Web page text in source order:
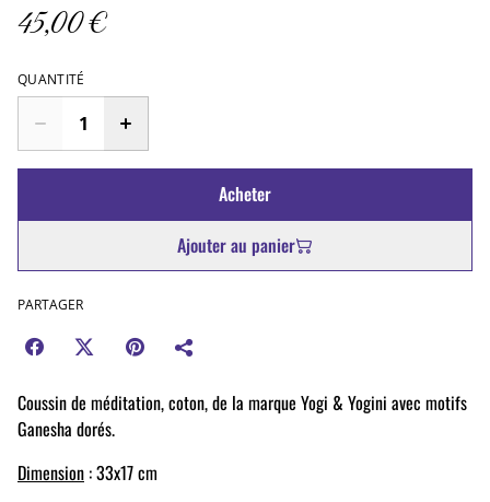
45,00 €
QUANTITÉ
Acheter
Ajouter au panier
PARTAGER
Coussin de méditation, coton, de la marque Yogi & Yogini avec motifs
Ganesha dorés.
Dimension : 33x17 cm